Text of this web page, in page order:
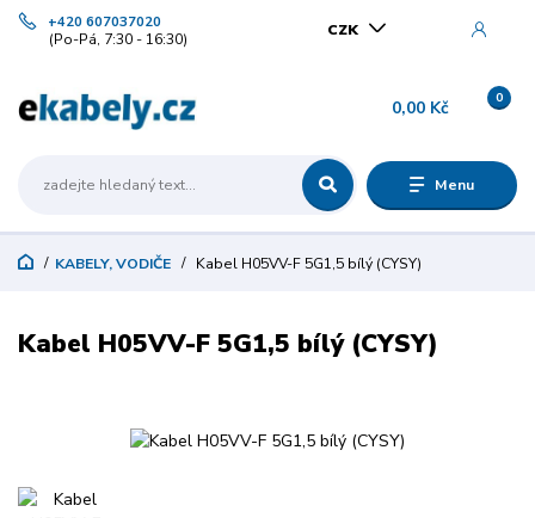
Menu
CZK
+420 607037020
(Po-Pá, 7:30 - 16:30)
0
0,00 Kč
KABELY, VODIČE Kabel H05VV-F 5G1,5 bílý (CYSY)
Kabel H05VV-F 5G1,5 bílý (CYSY)